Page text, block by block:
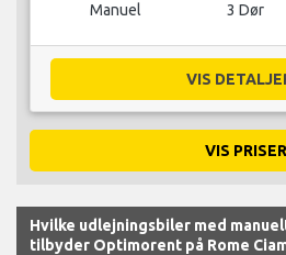
Manuel 3 Dør
VIS
VIS PRISER
Hvilke udlejningsbiler med
tilbyder Optimorent på Rome